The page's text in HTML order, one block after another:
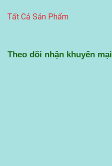
Tất Cả Sản Phẩm
Theo dõi nhận khuyến mại